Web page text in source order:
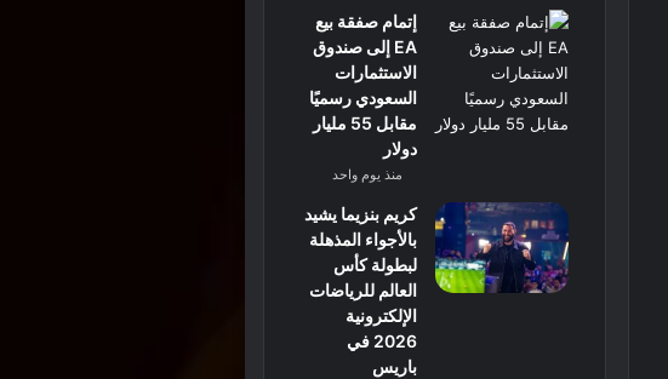
إتمام صفقة بيع
EA إلى صندوق
الاستثمارات
السعودي رسميًا
مقابل 55 مليار
دولار
منذ يوم واحد
كريم بنزيما يشيد
بالأجواء المذهلة
لبطولة كأس
العالم للرياضات
الإلكترونية
2026 في
باريس